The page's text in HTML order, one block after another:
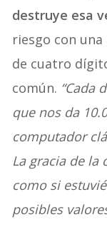
destruye esa
riesgo con
de cuatro
común. “Cada
que nos da
computador
La gracia de la
como si
posibles